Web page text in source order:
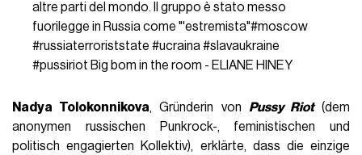
altre parti del mondo. Il gruppo è stato messo
fuorilegge in Russia come "'estremista"#moscow
#russiaterroriststate #ucraina#slavaukraine
#pussiriot Big bom in the room - ELIANE HINEY
Nadya Tolokonnikova, Gründerin von Pussy Riot(dem
anonymen russischen Punkrock-, feministischen und
politisch engagierten Kollektiv), erklärte, dass die einzige